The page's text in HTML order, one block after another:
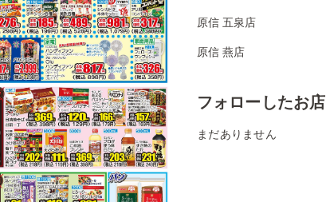
原信 五泉店
原信 燕店
フォローしたお店
まだありません